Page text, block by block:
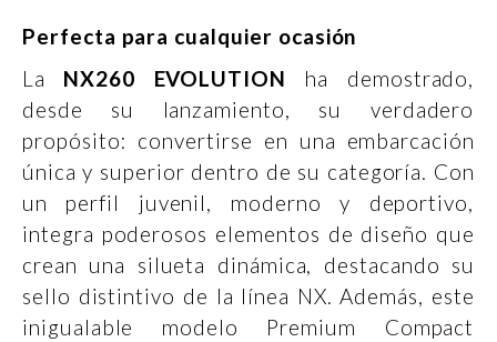
Perfecta para cualquier ocasión
La NX260 EVOLUTION ha demostrado,
desde su lanzamiento, su verdadero
propósito: convertirse en una embarcación
única y superior dentro de su categoría. Con
un perfil juvenil, moderno y deportivo,
integra poderosos elementos de diseño que
crean una silueta dinámica, destacando su
sello distintivo de la línea NX. Además, este
inigualable modelo Premium Compact